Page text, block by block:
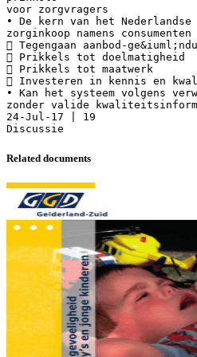
voor zorgvragers
• De kern van het
zorginkoop namens consumenten
 Tegengaan aanbod-
 Prikkels tot doelmatigheid
 Prikkels tot maatwerk
 Investeren in kennis en
• Kan het systeem volgens
zonder valide
24-Jul-17 | 19
Related documents